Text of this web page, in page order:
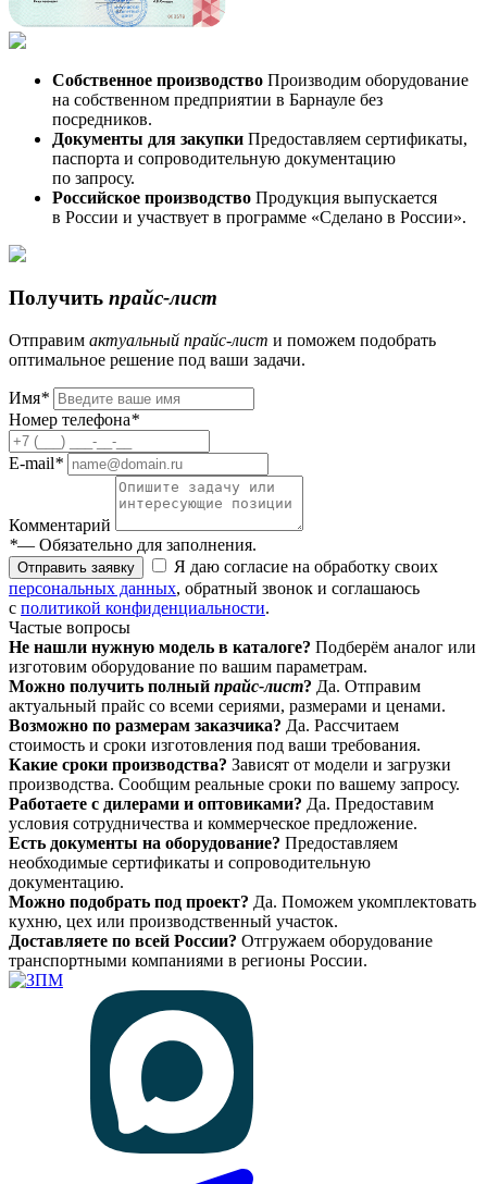
Собственное производство Производим оборудование
на собственном предприятии в Барнауле без
посредников.
Документы для закупки Предоставляем сертификаты,
паспорта и сопроводительную документацию
по запросу.
Российское производство Продукция выпускается
в России и участвует в программе «Сделано в России».
Получить прайс-лист
Отправим актуальный прайс-лист и поможем подобрать
оптимальное решение под ваши задачи.
Имя*
Номер телефона*
E-mail*
Комментарий
*— Обязательно для заполнения.
Отправить заявку
Я даю согласие на обработку своих
персональных данных, обратный звонок и соглашаюсь
с политикой конфиденциальности.
Частые вопросы
Не нашли нужную модель в каталоге? Подберём аналог или
изготовим оборудование по вашим параметрам.
Можно получить полный прайс-лист? Да. Отправим
актуальный прайс со всеми сериями, размерами и ценами.
Возможно по размерам заказчика? Да. Рассчитаем
стоимость и сроки изготовления под ваши требования.
Какие сроки производства? Зависят от модели и загрузки
производства. Сообщим реальные сроки по вашему запросу.
Работаете с дилерами и оптовиками? Да. Предоставим
условия сотрудничества и коммерческое предложение.
Есть документы на оборудование? Предоставляем
необходимые сертификаты и сопроводительную
документацию.
Можно подобрать под проект? Да. Поможем укомплектовать
кухню, цех или производственный участок.
Доставляете по всей России? Отгружаем оборудование
транспортными компаниями в регионы России.